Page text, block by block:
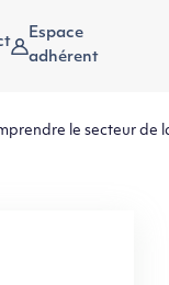
Espace
adhérent
le secteur de